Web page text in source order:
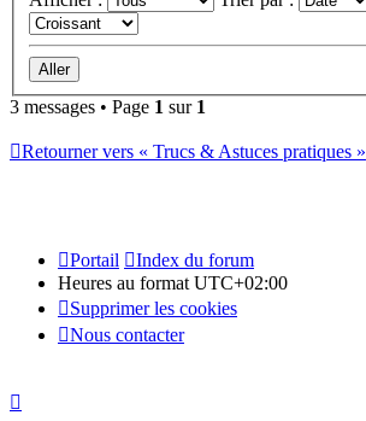
3 messages • Page 1 sur 1
Retourner vers « Trucs & Astuces pratiques »
Portail
Index du forum
Heures au format UTC+02:00
Supprimer les cookies
Nous contacter